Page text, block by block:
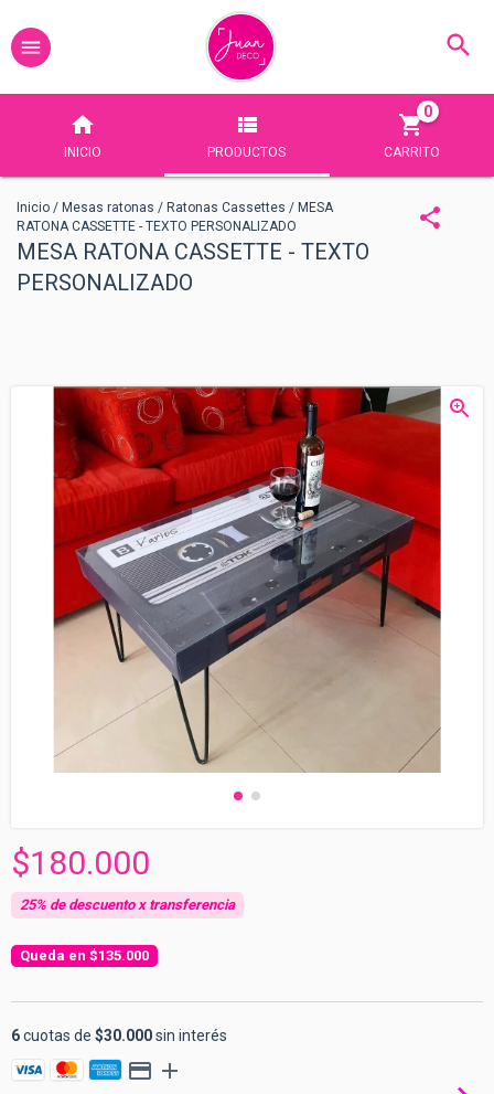
INICIO PRODUCTOS CARRITO
0
Inicio / Mesas ratonas / Ratonas Cassettes / MESA
RATONA CASSETTE - TEXTO PERSONALIZADO
MESA RATONA CASSETTE - TEXTO
PERSONALIZADO
$180.000
$135.000
6cuotas de $30.000sin interés